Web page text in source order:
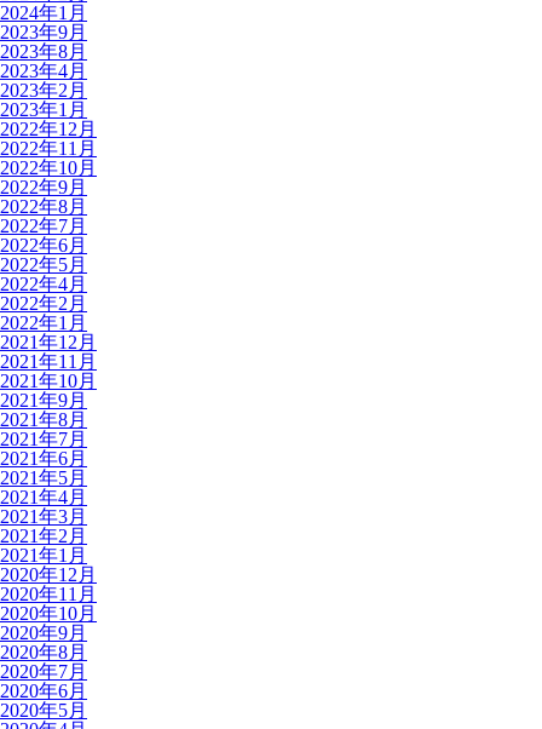
2024年1月
2023年9月
2023年8月
2023年4月
2023年2月
2023年1月
2022年12月
2022年11月
2022年10月
2022年9月
2022年8月
2022年7月
2022年6月
2022年5月
2022年4月
2022年2月
2022年1月
2021年12月
2021年11月
2021年10月
2021年9月
2021年8月
2021年7月
2021年6月
2021年5月
2021年4月
2021年3月
2021年2月
2021年1月
2020年12月
2020年11月
2020年10月
2020年9月
2020年8月
2020年7月
2020年6月
2020年5月